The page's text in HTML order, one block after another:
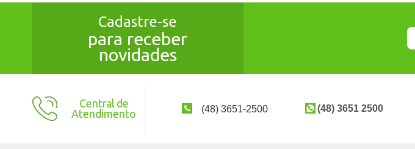
Cadastre-se
para receber
novidades
Central de
Atendimento
(48) 3651-2500 (48) 3651 2500